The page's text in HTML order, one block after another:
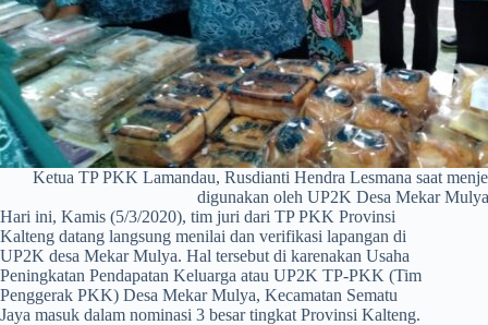
Ketua TP PKK Lamandau, Rusdianti Hendra Lesmana saat
digunakan oleh UP2K Desa Mekar Mulya
Hari ini, Kamis (5/3/2020), tim juri dari TP PKK Provinsi
Kalteng datang langsung menilai dan verifikasi lapangan di
UP2K desa Mekar Mulya. Hal tersebut di karenakan Usaha
Peningkatan Pendapatan Keluarga atau UP2K TP-PKK (Tim
Penggerak PKK) Desa Mekar Mulya, Kecamatan Sematu
Jaya masuk dalam nominasi 3 besar tingkat Provinsi Kalteng.